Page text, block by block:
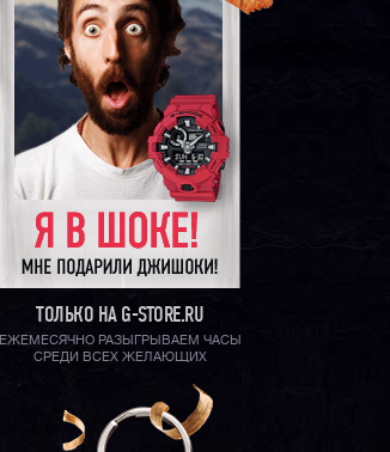
ТОЛЬКО НА G-STORE.RU
ЕЖЕМЕСЯЧНО РАЗЫГРЫВАЕМ ЧАСЫ
СРЕДИ ВСЕХ ЖЕЛАЮЩИХ